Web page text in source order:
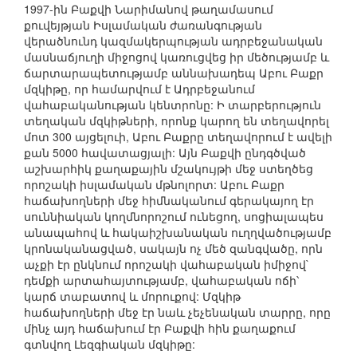
1997-ին Բաքվի Նարիմանով թաղամասում
քուվեյթյան Իսլամական ժառանգության
վերածնունդ կազմակերպության ադրբեջանական
մասնաճյուղի միջոցով կառուցվեց իր մեծությամբ և
ճարտարապետությամբ աննախադեպ Աբու Բաքր
մզկիթը, որ համարվում է Ադրբեջանում
վահաբականության կենտրոնը: Ի տարբերություն
տեղական մզկիթների, որոնք կարող են տեղավորել
մոտ 300 այցելուի, Աբու Բաքրը տեղավորում է ավելի
քան 5000 հավատացյալի: Այն Բաքվի ընդգծված
աշխարհիկ քաղաքային մշակույթի մեջ ստեղծեց
որոշակի իսլամական մթնոլորտ: Աբու Բաքր
հաճախողների մեջ հիմնականում գերակայող էր
սուննիական կողմնորոշում ունեցող, սոցիալապես
անապահով և հակաիշխանական ուղղվածությամբ
կրոնականացված, սակայն ոչ մեծ զանգվածը, որն
աչքի էր ընկնում որոշակի վահաբական իմիջով`
դեմքի արտահայտությամբ, վահաբական ոճի՝
կարճ տաբատով և մորուքով: Մզկիթ
հաճախողների մեջ էր նաև չեչենական տարրը, որը
մինչ այդ հաճախում էր Բաքվի հին քաղաքում
գտնվող Լեզգիական մզկիթը: